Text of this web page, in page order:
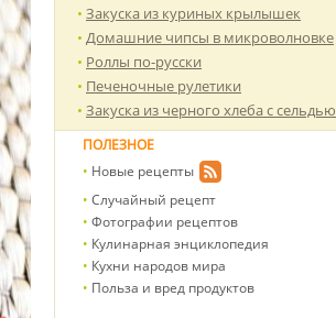
Закуска из куриных крылышек
Домашние чипсы в микроволновке
Роллы по-русски
Печеночные рулетики
Закуска из черного хлеба с сельдью
ПОЛЕЗНОЕ
Новые рецепты
Случайный рецепт
Фотографии рецептов
Кулинарная энциклопедия
Кухни народов мира
Польза и вред продуктов